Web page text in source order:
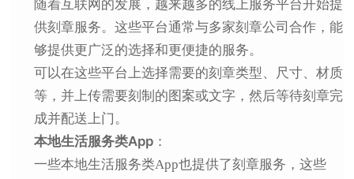
随着互联网的发展，越来越多的线上服务平台开始提
供刻章服务。这些平台通常与多家刻章公司合作，能
够提供更广泛的选择和更便捷的服务。
可以在这些平台上选择需要的刻章类型、尺寸、材质
等，并上传需要刻制的图案或文字，然后等待刻章完
成并配送上门。
本地生活服务类App ：
一些本地生活服务类App也提供了刻章服务，这些